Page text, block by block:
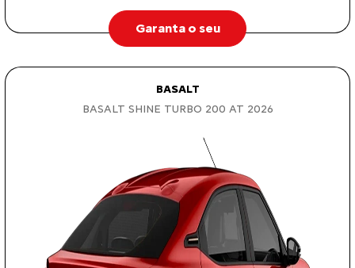
Garanta o seu
BASALT
BASALT SHINE TURBO 200 AT 2026